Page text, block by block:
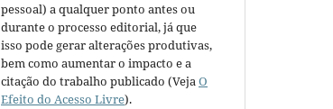
pessoal) a qualquer ponto antes ou
durante o processo editorial, já que
isso pode gerar alterações produtivas,
bem como aumentar o impacto e a
citação do trabalho publicado (VejaO
Efeito do Acesso Livre).